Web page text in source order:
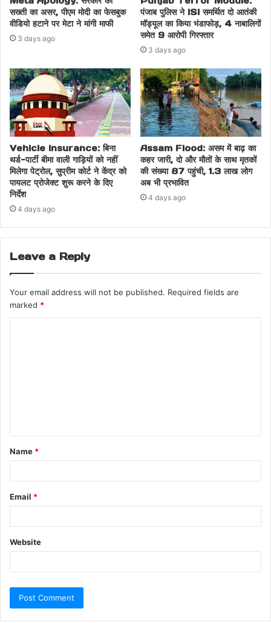
सख्ती का असर, पीएम मोदी का फेसबुक
वीडियो हटाने पर मेटा ने मांगी माफी
3 days ago
पंजाब पुलिस ने ISI समर्थित दो आतंकी
मॉड्यूल का किया भंडाफोड़, 4 नाबालिगों
समेत 9 आरोपी गिरफ्तार
3 days ago
Vehicle Insurance: बिना
थर्ड-पार्टी बीमा वाली गाड़ियों को नहीं
मिलेगा पेट्रोल, सुप्रीम कोर्ट ने केंद्र को
पायलट प्रोजेक्ट शुरू करने के दिए
निर्देश
4 days ago
Assam Flood: असम में बाढ़ का
कहर जारी, दो और मौतों के साथ मृतकों
की संख्या 87 पहुंची, 1.3 लाख लोग
अब भी प्रभावित
4 days ago
Leave a Reply
Your email address will not be published. Required fields are
marked *
Name *
Email *
Website